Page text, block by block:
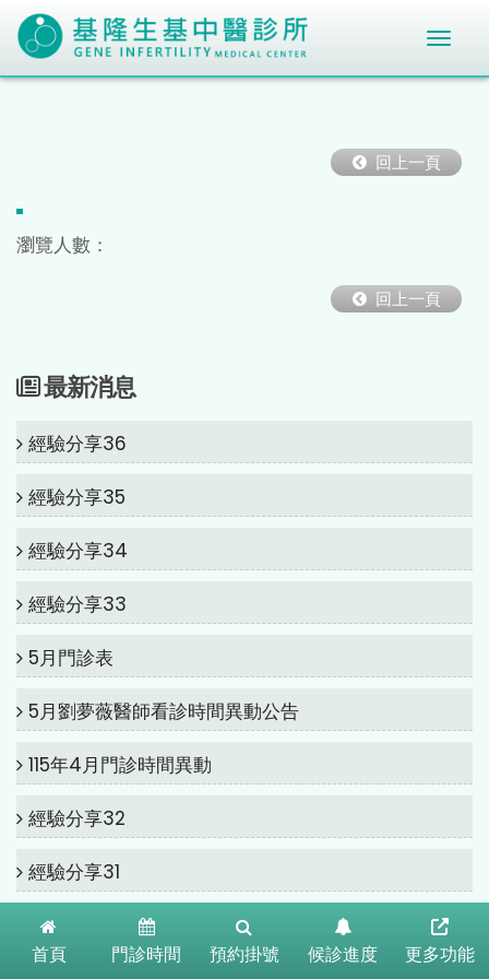
回上一頁
瀏覽人數：
回上一頁
最新消息
經驗分享36
經驗分享35
經驗分享34
經驗分享33
5月門診表
5月劉夢薇醫師看診時間異動公告
115年4月門診時間異動
經驗分享32
經驗分享31
115年2月門診時間異動
首頁 門診時間 預約掛號 候診進度 更多功能